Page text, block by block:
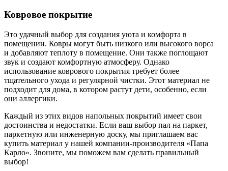
Ковровое покрытие
Это удачный выбор для создания уюта и комфорта в
помещении. Ковры могут быть низкого или высокого ворса
и добавляют теплоту в помещение. Они также поглощают
звук и создают комфортную атмосферу. Однако
использование коврового покрытия требует более
тщательного ухода и регулярной чистки. Этот материал не
подходит для дома, в котором растут дети, особенно, если
они аллергики.
Каждый из этих видов напольных покрытий имеет свои
достоинства и недостатки. Если ваш выбор пал на паркет,
паркетную или инженерную доску, мы приглашаем вас
купить материал у нашей компании-производителя «Папа
Карло». Звоните, мы поможем вам сделать правильный
выбор!